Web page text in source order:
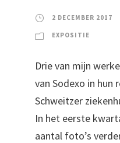
2 DECEMBER 2017
EXPOSITIE
Drie van mijn
van Sodexo in hun
Schweitzer
In het eerste
aantal foto’s